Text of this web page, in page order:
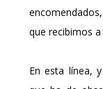
que recibimos
En esta línea,